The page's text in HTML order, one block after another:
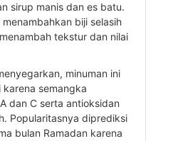
sirup manis dan es batu.
biji selasih
tekstur dan nilai
minuman ini
semangka
dan C serta antioksidan
Popularitasnya diprediksi
bulan Ramadan karena